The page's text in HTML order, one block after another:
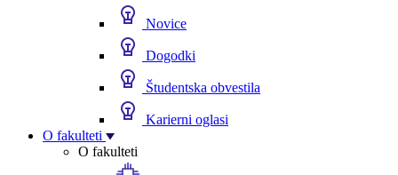
Novice
Dogodki
Študentska obvestila
Karierni oglasi
O fakulteti
O fakulteti